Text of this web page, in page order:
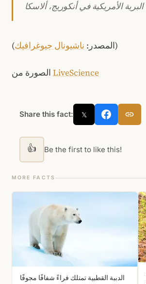
(المصدر: ناشيونال جيوغرافيك )
LiveScience
Share this fact: 𝕏
👍 Be the first to like this!
MORE FACTS
الدببة القطبية تمتلك فراءً شفافًا مجوفًا